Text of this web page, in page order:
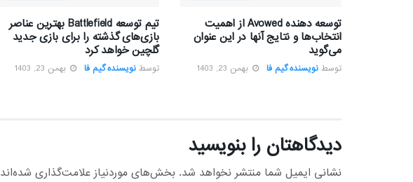
توسعه دهنده Avowed از اهمیت
انتخاب‌ها و نتایج آنها در این عنوان
می‌گوید
توسط نویسنده گیم فا بهمن 23, 1403
تیم توسعه Battlefield بهترین عناصر
بازی‌های گذشته را برای بازی جدید
گلچین خواهد کرد
توسط نویسنده گیم فا بهمن 23, 1403
دیدگاهتان را بنویسید
نشانی ایمیل شما منتشر نخواهد شد. بخش‌های موردنیاز علامت‌گذاری شده‌اند